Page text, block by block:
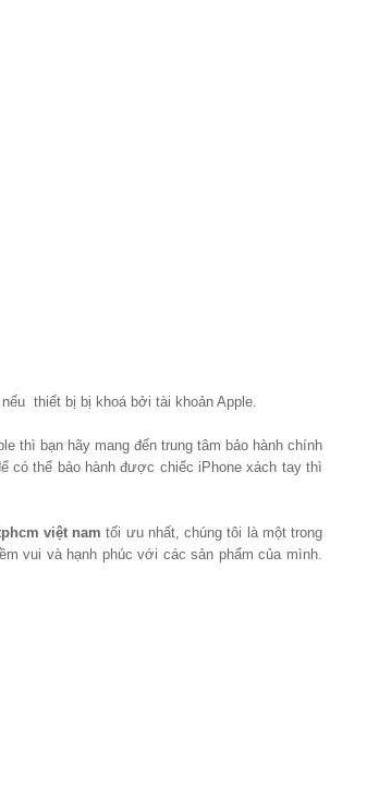
thiết bị bị khoá bởi tài khoản Apple.
thì bạn hãy mang đến trung tâm bảo hành chính
có thể bảo hành được chiếc iPhone xách tay thì
việt nam tối ưu nhất, chúng tôi là một trong
vui và hạnh phúc với các sản phẩm của mình.